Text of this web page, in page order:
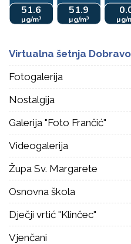
Virtualna šetnja
Fotogalerija
Nostalgija
Galerija "Foto Frančić"
Videogalerija
Župa Sv. Margarete
Osnovna škola
Dječji vrtić "Klinčec"
Vjenčani